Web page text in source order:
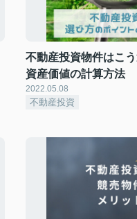
不動産投資物件はこ
資産価値の計算方法
2022.05.08
不動産投資